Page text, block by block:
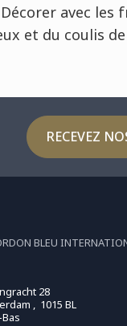
avec les
et du coulis
RECEVEZ
BLEU
28
, 1015 BL